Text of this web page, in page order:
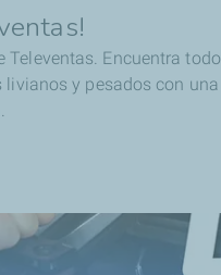
Televentas. Encuentra todo
y pesados con una